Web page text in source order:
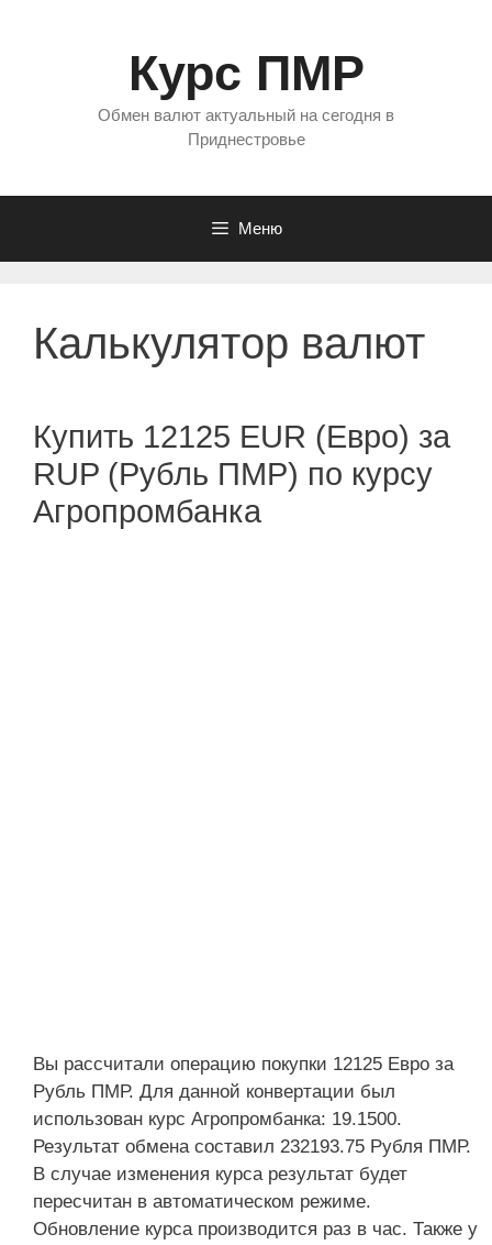
Курс ПМР
Обмен валют актуальный на сегодня в
Приднестровье
Меню
Калькулятор валют
Купить 12125 EUR (Евро) за
RUP (Рубль ПМР) по курсу
Агропромбанка
Вы рассчитали операцию покупки 12125 Евро за
Рубль ПМР. Для данной конвертации был
использован курс Агропромбанка: 19.1500.
Результат обмена составил 232193.75 Рубля ПМР.
В случае изменения курса результат будет
пересчитан в автоматическом режиме.
Обновление курса производится раз в час. Также у